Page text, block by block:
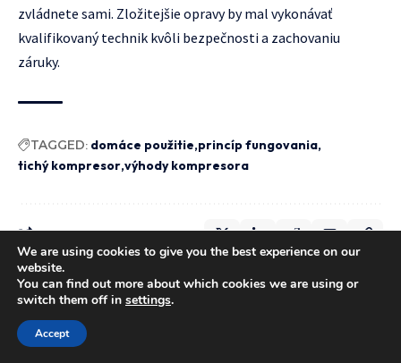
zvládnete sami. Zložitejšie opravy by mal vykonávať
kvalifikovaný technik kvôli bezpečnosti a zachovaniu
záruky.
TAGGED: domáce použitie princíp fungovania
tichý kompresor výhody kompresora
We are using cookies to give you the best experience on our
website.
You can find out more about which cookies we are using or
switch them off in settings.
Accept